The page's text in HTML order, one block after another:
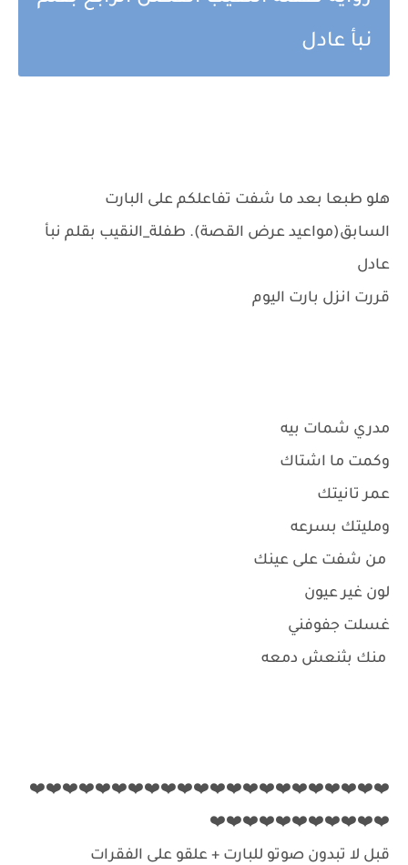
نبأ عادل
هلو طبعا بعد ما شفت تفاعلكم على البارت
السابق(مواعيد عرض القصة). طفلة_النقيب بقلم نبأ
عادل
قررت انزل بارت اليوم
مدري شمات بيه
وكمت ما اشتاك
عمر تانيتك
ومليتك بسرعه
من شفت على عينك
لون غير عيون
غسلت جفوفني
منك بثنعش دمعه
❤️❤️❤️❤️❤️❤️❤️❤️❤️❤️❤️❤️❤️❤️❤️❤️❤️❤️❤️❤️❤️❤️
❤️❤️❤️❤️❤️❤️❤️❤️❤️❤️❤️
قبل لا تبدون صوتو للبارت + علقو على الفقرات